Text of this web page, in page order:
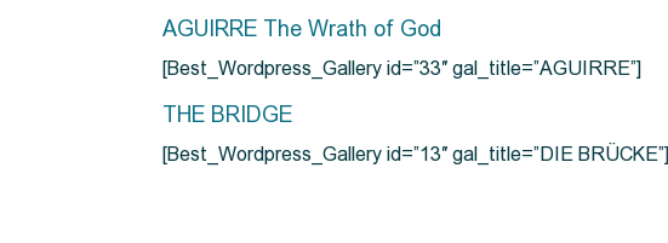
AGUIRRE The Wrath of God
[Best_Wordpress_Gallery id=”33″ gal_title=”AGUIRRE”]
THE BRIDGE
[Best_Wordpress_Gallery id=”13″ gal_title=”DIE BRÜCKE”]